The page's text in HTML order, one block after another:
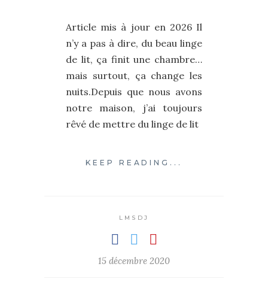
Article mis à jour en 2026 Il
n’y a pas à dire, du beau linge
de lit, ça finit une chambre…
mais surtout, ça change les
nuits.Depuis que nous avons
notre maison, j’ai toujours
rêvé de mettre du linge de lit
KEEP READING...
LMSDJ
15 décembre 2020